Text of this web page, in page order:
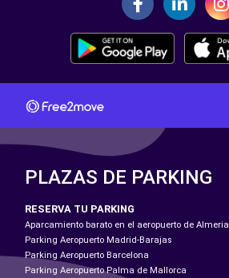
PLAZAS DE PARKING
RESERVA TU PARKING
Aparcamiento barato en el aeropuerto de Almeria
Parking Aeropuerto Madrid-Barajas
Parking Aeropuerto Barcelona
Parking Aeropuerto Palma de Mallorca